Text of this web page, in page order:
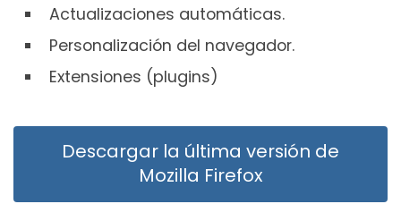
Actualizaciones automáticas.
Personalización del navegador.
Extensiones (plugins)
Descargar la última versión de
Mozilla Firefox